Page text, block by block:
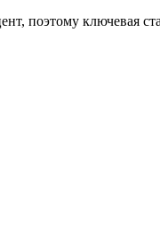
поэтому ключевая